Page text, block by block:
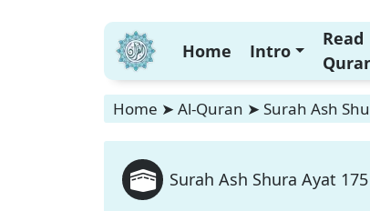
Home Intro
Read
Home ➤ Al-Quran ➤ Surah Ash
Surah Ash Shura Ayat